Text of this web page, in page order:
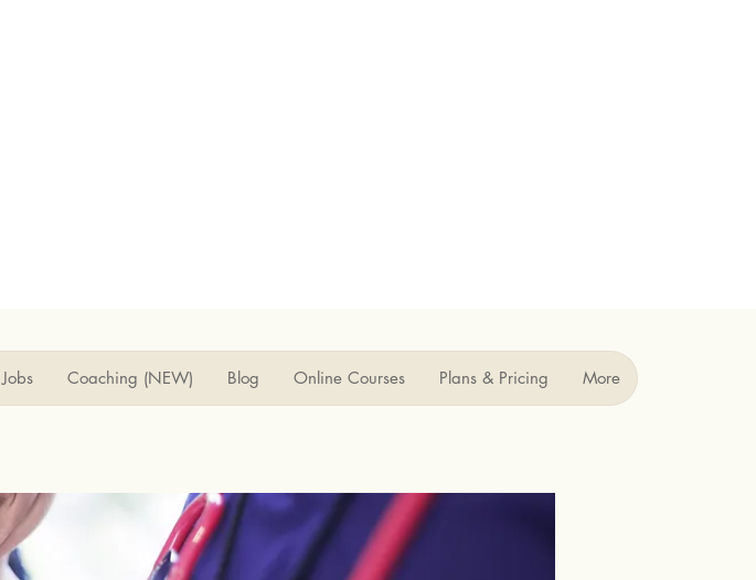
Jobs Coaching (NEW) Blog Online Courses Plans & Pricing More